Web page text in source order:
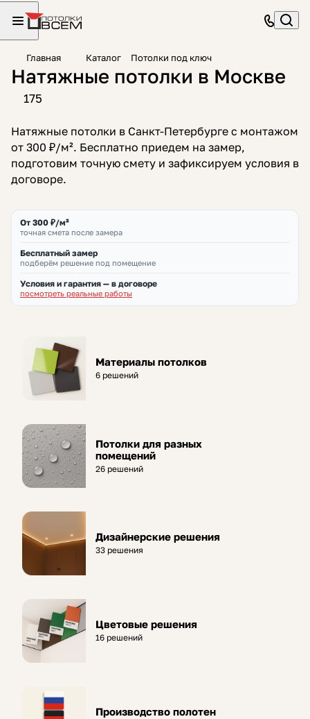
Главная Каталог Потолки под ключ
Натяжные потолки в Москве
175
Натяжные потолки в Санкт-Петербурге с монтажом
от 300 ₽/м². Бесплатно приедем на замер,
подготовим точную смету и зафиксируем условия в
договоре.
От 300 ₽/м²
точная смета после замера
Бесплатный замер
подберём решение под помещение
Условия и гарантия — в договоре
посмотреть реальные работы
Материалы потолков
6 решений
Потолки для разных
помещений
26 решений
Дизайнерские решения
33 решения
Цветовые решения
16 решений
Производство полотен